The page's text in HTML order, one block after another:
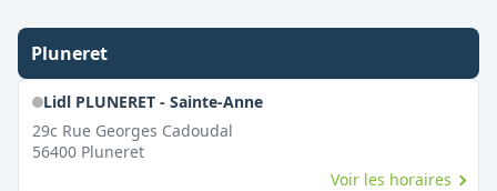
Pluneret
Lidl PLUNERET - Sainte-Anne
29c Rue Georges Cadoudal
56400 Pluneret
Voir les horaires